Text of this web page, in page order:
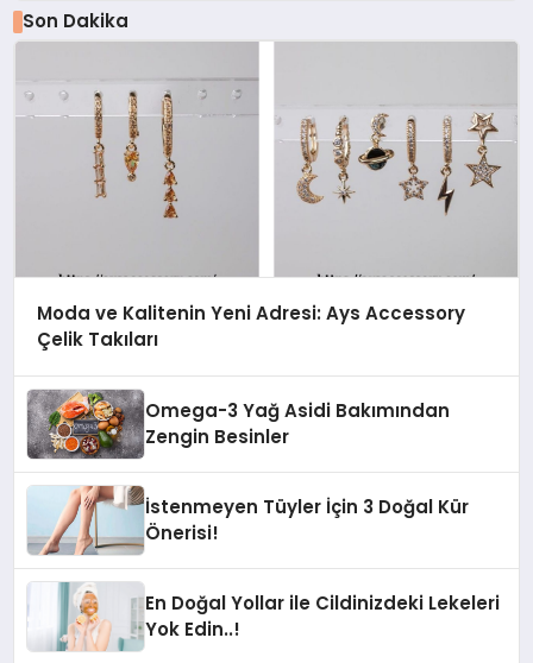
Son Dakika
Moda ve Kalitenin Yeni Adresi: Ays Accessory
Çelik Takıları
Omega-3 Yağ Asidi Bakımından
Zengin Besinler
İstenmeyen Tüyler İçin 3 Doğal Kür
Önerisi!
En Doğal Yollar ile Cildinizdeki Lekeleri
Yok Edin..!